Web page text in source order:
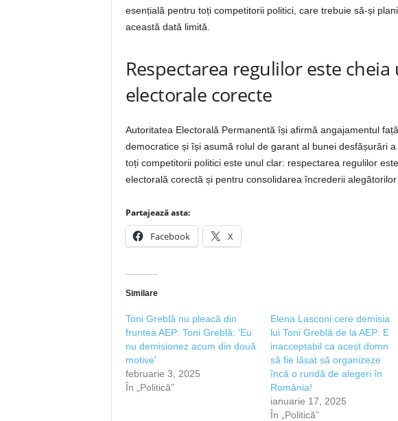
esențială pentru toți competitorii politici, care trebuie să-și
această dată limită.
Respectarea regulilor este
electorale corecte
Autoritatea Electorală Permanentă își afirmă angajamentul
democratice și își asumă rolul de garant al bunei desfășurări
toți competitorii politici este unul clar: respectarea regulilor
electorală corectă și pentru consolidarea încrederii
Partajează asta:
Facebook X
Similare
Toni Greblă nu pleacă din
fruntea AEP: Toni Greblă: 'Eu
nu demisionez acum din două
motive'
februarie 3, 2025
În „Politică”
Elena Lasconi cere demisia
lui Toni Greblă de la AEP: E
inacceptabil ca acest domn
să fie lăsat să organizeze
încă o rundă de alegeri în
România!
ianuarie 17, 2025
În „Politică”